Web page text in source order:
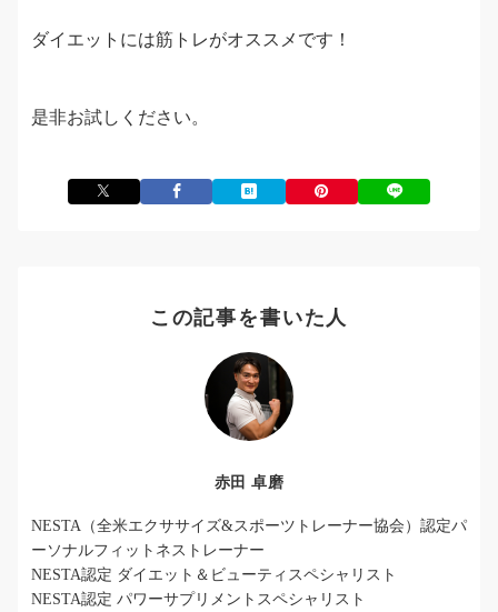
ダイエットには筋トレがオススメです！
是非お試しください。
この記事を書いた人
赤田 卓磨
NESTA（全米エクササイズ&スポーツトレーナー協会）認定パ
ーソナルフィットネストレーナー
NESTA認定 ダイエット＆ビューティスペシャリスト
NESTA認定 パワーサプリメントスペシャリスト